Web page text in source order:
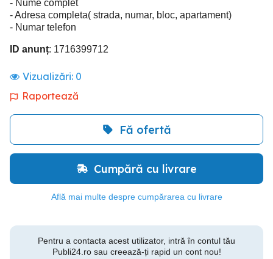
- Nume complet
- Adresa completa( strada, numar, bloc, apartament)
- Numar telefon
ID anunț: 1716399712
Vizualizări: 0
Raportează
Fă ofertă
Cumpără cu livrare
Află mai multe despre cumpărarea cu livrare
Pentru a contacta acest utilizator, intră în contul tău
Publi24.ro sau creează-ți rapid un cont nou!